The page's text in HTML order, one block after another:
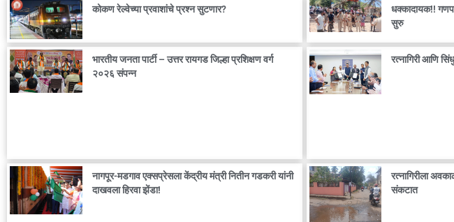
कोकण रेल्वेच्या प्रवाशांचे प्रश्न सुटणार?
धक्कादायक!!
सुरु
भारतीय जनता पार्टी – उत्तर रायगड जिल्हा प्रशिक्षण वर्ग
२०२६ संपन्न
रत्नागिरी आणि
नागपूर-मडगाव एक्सप्रेसला केंद्रीय मंत्री नितीन गडकरी यांनी
दाखवला हिरवा झेंडा!
रत्नागिरीला
संकटात